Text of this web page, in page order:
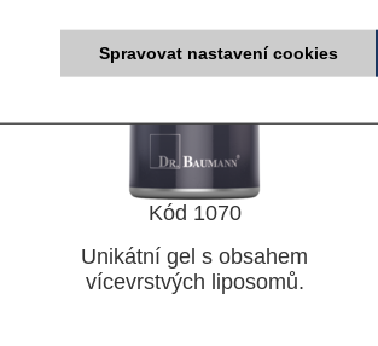
Kód 1070
Unikátní gel s obsahem
vícevrstvých liposomů.
Spravovat nastavení cookies